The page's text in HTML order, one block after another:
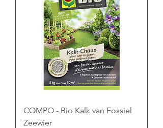
COMPO - Bio Kalk van Fossiel
Zeewier